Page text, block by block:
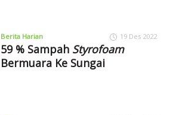
Berita Harian 19 Des 2022
59 % Sampah Styrofoam
Bermuara Ke Sungai